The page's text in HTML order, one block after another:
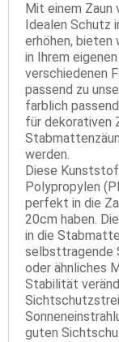
Mit einem Zaun
Idealen Schutz
erhöhen,
in Ihrem
verschiedenen
passend zu
farblich
für dekorativen
werden.
Diese
Polypropylen
perfekt in die
20cm haben.
in die
selbsttragende
oder ähnliches
Stabilität
guten